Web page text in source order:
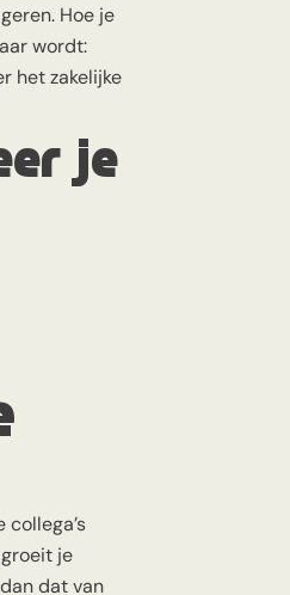
Hoe je
wordt:
het zakelijke
je
je
dat van